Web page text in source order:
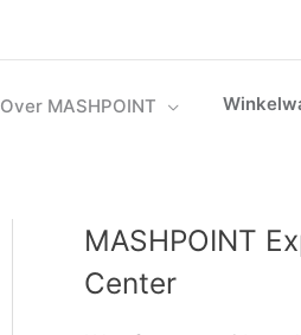
Over MASHPOINT
MASHPOINT
Center